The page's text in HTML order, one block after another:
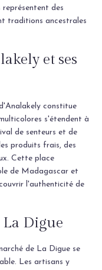
des
traditions ancestrales
et ses
constitue
s'étendent à
de senteurs et de
produits frais, des
Cette place
de Madagascar et
l'authenticité de
Digue
de La Digue se
Les artisans y